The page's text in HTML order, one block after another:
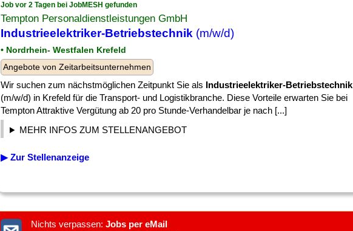
Job vor 2 Tagen bei JobMESH gefunden
Tempton Personaldienstleistungen GmbH
Industrieelektriker-Betriebstechnik (m/w/d)
• Nordrhein- Westfalen Krefeld
Angebote von Zeitarbeitsunternehmen
Wir suchen zum nächstmöglichen Zeitpunkt Sie als Industrieelektriker-Betriebstechnik
(m/w/d) in Krefeld für die Transport- und Logistikbranche. Diese Vorteile erwarten Sie bei
Tempton Attraktive Vergütung ab 20 pro Stunde-Verhandelbar je nach [...]
MEHR INFOS ZUM STELLENANGEBOT
▶ Zur Stellenanzeige
Nichts verpassen: Jobs per eMail